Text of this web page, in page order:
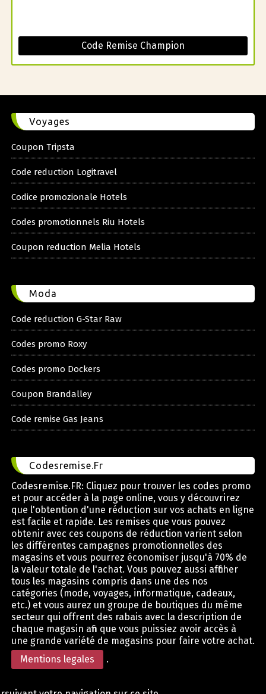
Code Remise Champion
Voyages
Coupon Tripsta
Code reduction Logitravel
Codice promozionale Hotels
Codes promotionnels Riu Hotels
Coupon reduction Melia Hotels
Moda
Code reduction G-Star Raw
Codes promo Roxy
Codes promo Dockers
Coupon Brandalley
Code remise Gas Jeans
Codesremise.Fr
Codesremise.FR: Cliquez pour trouver les codes promo
et pour accéder à la page online, vous y découvrirez
que l'obtention d'une réduction sur vos achats en ligne
est facile et rapide. Les remises que vous pouvez
obtenir avec ces coupons de réduction varient selon
les différentes campagnes promotionnelles des
magasins et vous pourrez économiser jusqu'à 70% de
la valeur totale de l'achat. Vous pouvez aussi afficher
tous les magasins compris dans une des nos
catégories (mode, voyages, informatique, cadeaux,
etc.) et vous aurez un groupe de boutiques du même
secteur qui offrent des rabais avec la description de
chaque magasin afin que vous puissiez avoir accès à
une grande variété de magasins pour faire votre achat.
Mentions legales
.